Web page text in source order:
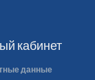
кабинет
данные